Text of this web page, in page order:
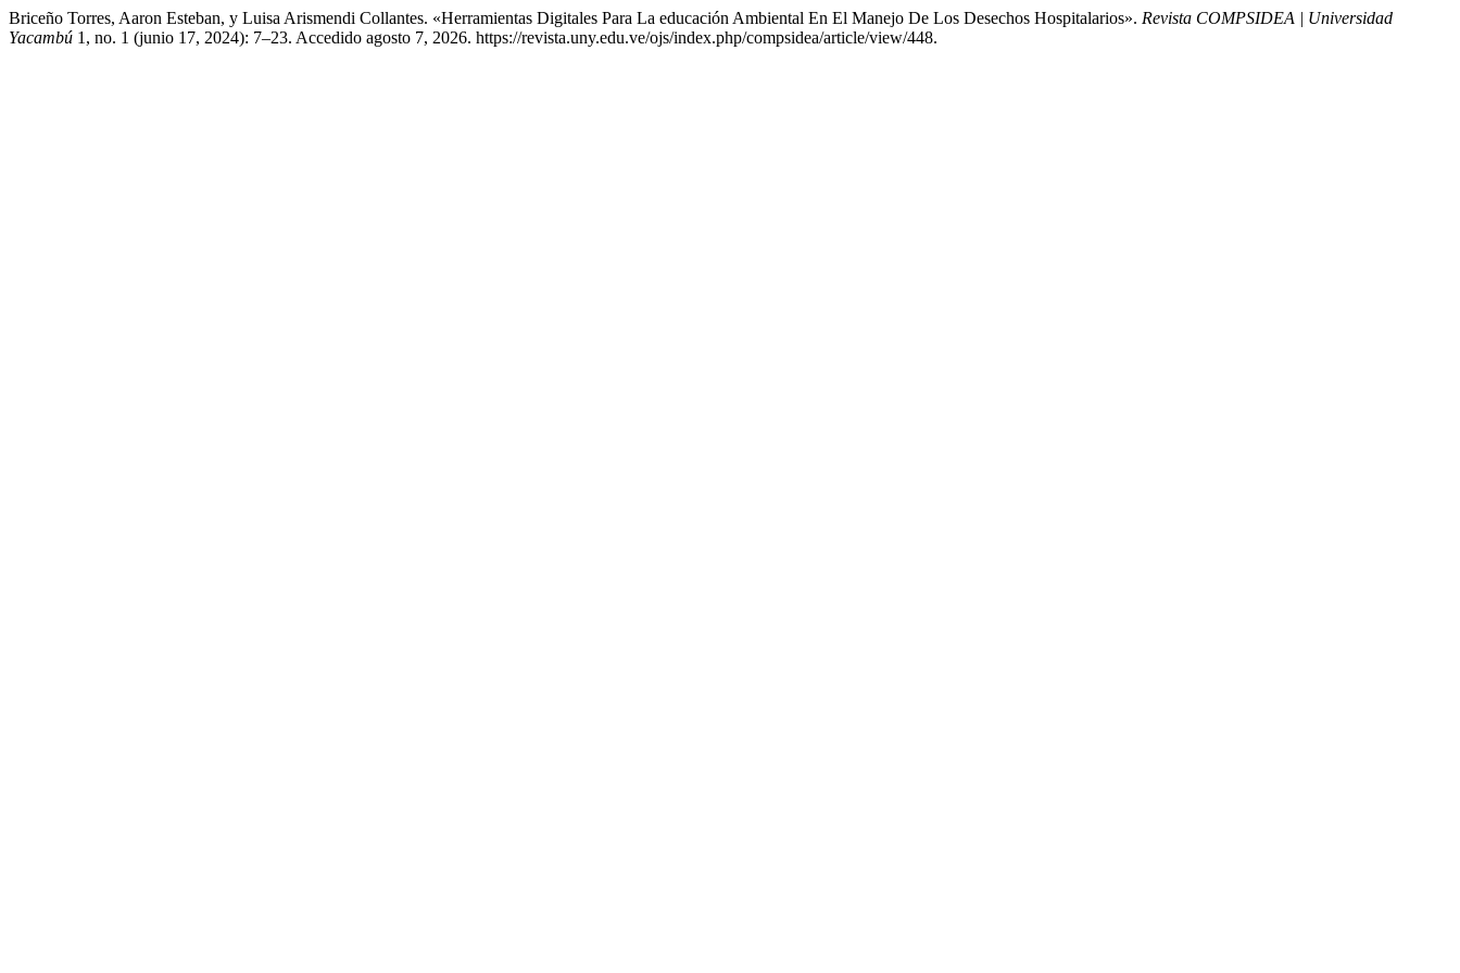
Briceño Torres, Aaron Esteban, y Luisa Arismendi Collantes. «Herramientas Digitales Para La educación Ambiental En El Manejo De Los Desechos Hospitalarios». Revista COMPSIDEA | Universidad
Yacambú 1, no. 1 (junio 17, 2024): 7–23. Accedido agosto 7, 2026. https://revista.uny.edu.ve/ojs/index.php/compsidea/article/view/448.